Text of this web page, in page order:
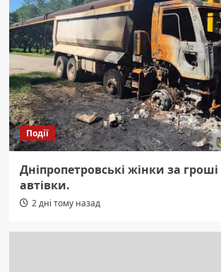
Події
Дніпропетровські жінки за
автівки.
2 дні тому назад